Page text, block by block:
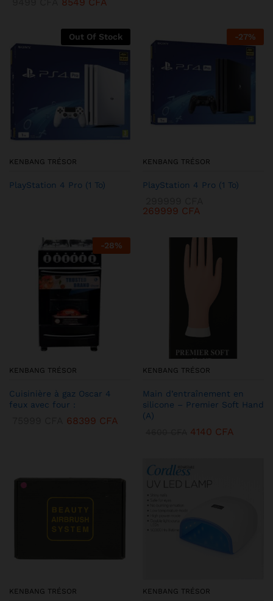
Out Of Stock
KENBANG TRÉSOR
PlayStation 4 Pro (1 To)
-27%
KENBANG TRÉSOR
PlayStation 4 Pro (1 To)
269999 CFA
-28%
KENBANG TRÉSOR
Cuisinière à gaz Oscar 4
feux avec four :
68399 CFA
KENBANG TRÉSOR
Main d’entraînement en
silicone – Premier Soft Hand
(A)
4140 CFA
KENBANG TRÉSOR KENBANG TRÉSOR